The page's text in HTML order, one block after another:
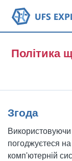
Політика
Згода
погоджуєтеся
комп'ютерній